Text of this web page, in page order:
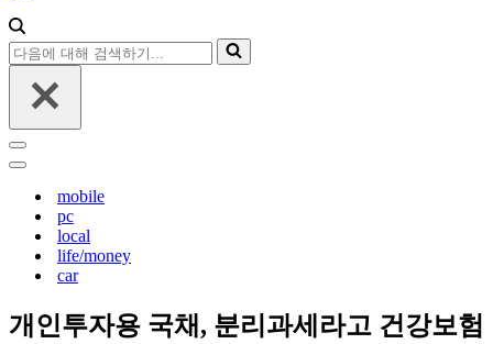
다
음
해
검
기...
내
비
내
mobile
pc
local
life/money
car
개인투자용 국채, 분리과세라고 건강보험